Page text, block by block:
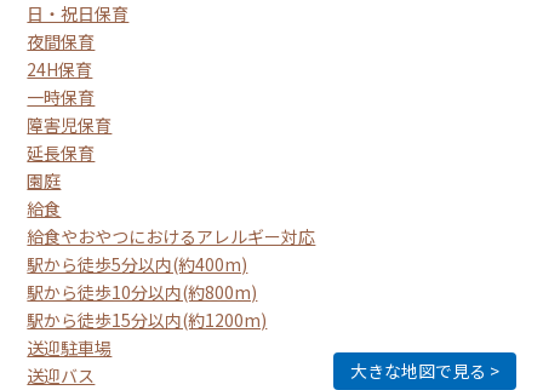
大きな地図で見る
日・祝日保育
夜間保育
24H保育
一時保育
障害児保育
延長保育
園庭
給食
給食やおやつにおけるアレルギー対応
駅から徒歩5分以内(約400m)
駅から徒歩10分以内(約800m)
駅から徒歩15分以内(約1200m)
送迎駐車場
送迎バス